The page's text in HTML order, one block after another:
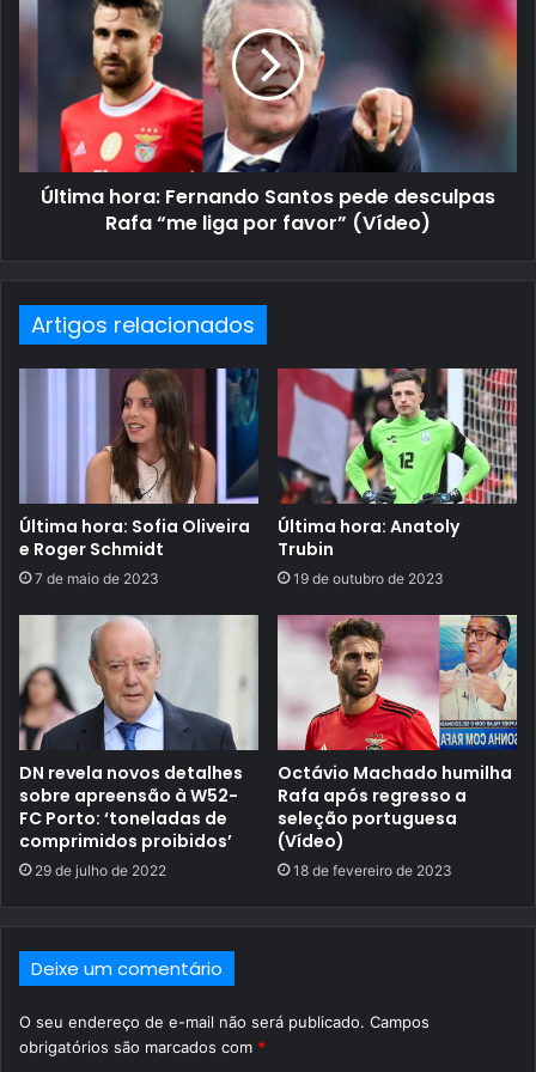
Última hora: Fernando Santos pede desculpas
Rafa “me liga por favor” (Vídeo)
Artigos relacionados
Última hora: Sofia Oliveira
e Roger Schmidt
7 de maio de 2023
Última hora: Anatoly
Trubin
19 de outubro de 2023
DN revela novos detalhes
sobre apreensão à W52-
FC Porto: ‘toneladas de
comprimidos proibidos’
29 de julho de 2022
Octávio Machado humilha
Rafa após regresso a
seleção portuguesa
(Vídeo)
18 de fevereiro de 2023
Deixe um comentário
O seu endereço de e-mail não será publicado. Campos
obrigatórios são marcados com *